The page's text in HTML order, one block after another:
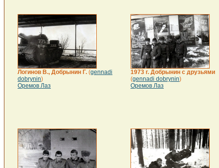
Логинов В., Добрынин Г. (gennadi
dobrynin)
Оремов Лаз
1973 г. Добрынин с друзьями
(gennadi dobrynin)
Оремов Лаз